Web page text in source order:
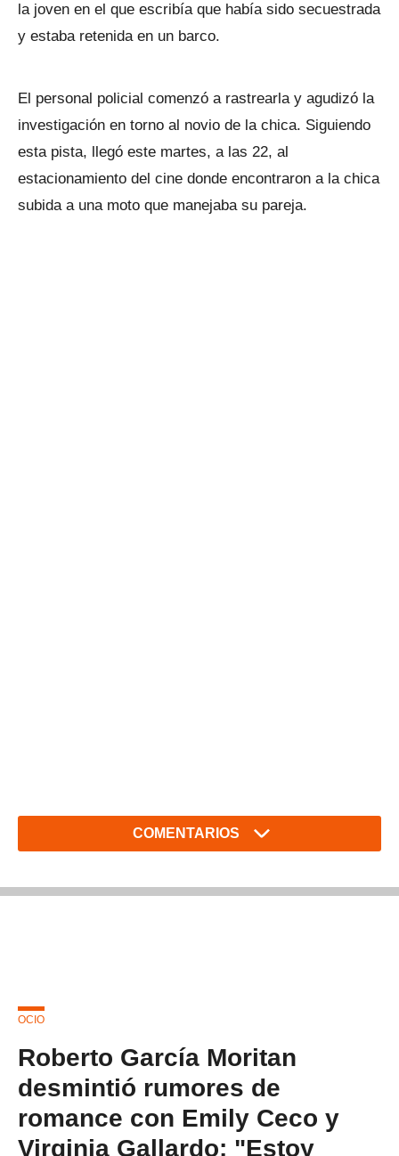
la joven en el que escribía que había sido secuestrada
y estaba retenida en un barco.
El personal policial comenzó a rastrearla y agudizó la
investigación en torno al novio de la chica. Siguiendo
esta pista, llegó este martes, a las 22, al
estacionamiento del cine donde encontraron a la chica
subida a una moto que manejaba su pareja.
COMENTARIOS